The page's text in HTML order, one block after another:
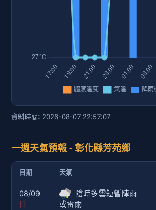
資料時間: 2026-08-07 22:57:07
一週天氣預報 - 彰化縣芳苑鄉
日期 天氣
08/09
日
陰時多雲短暫陣雨
或雷雨